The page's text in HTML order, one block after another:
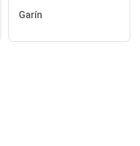
Garín